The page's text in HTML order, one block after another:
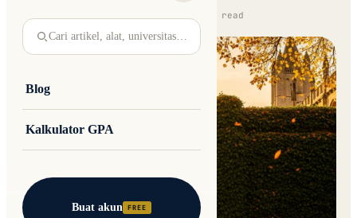
Cari artikel, alat, universitas…
Blog
Kalkulator GPA
Buat akun FREE
Updated 30 May 2026 · 10 min read